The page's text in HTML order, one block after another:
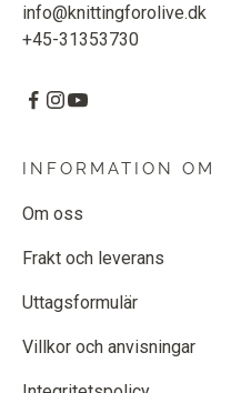
info@knittingforolive.dk
+45-31353730
INFORMATION OM
Om oss
Frakt och leverans
Uttagsformulär
Villkor och anvisningar